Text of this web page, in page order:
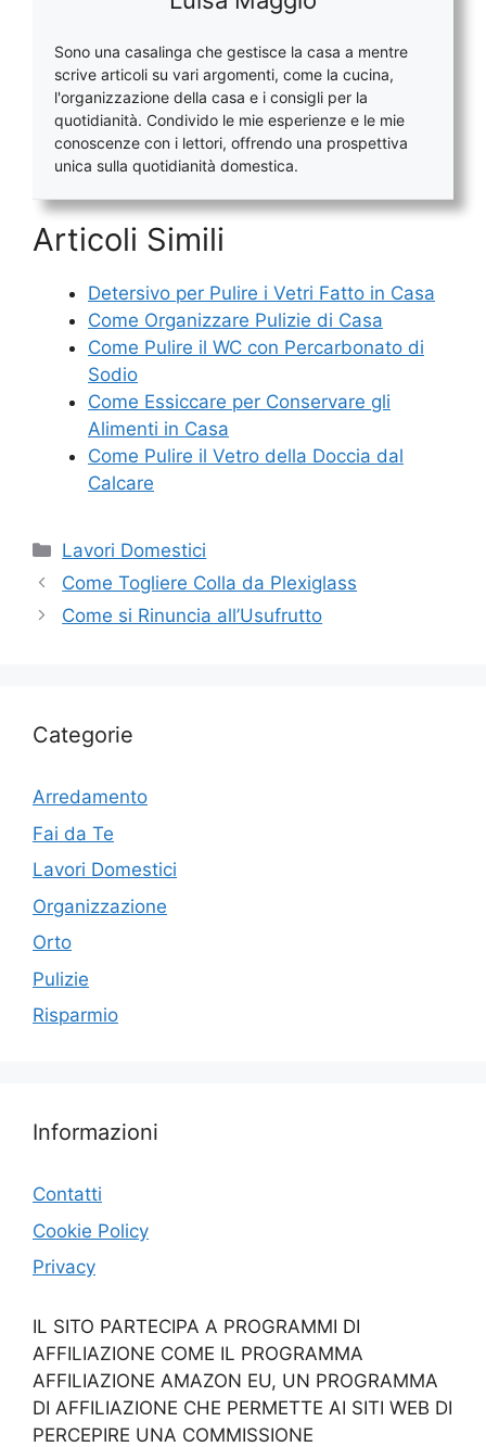
Sono una casalinga che gestisce la casa a mentre
scrive articoli su vari argomenti, come la cucina,
l'organizzazione della casa e i consigli per la
quotidianità. Condivido le mie esperienze e le mie
conoscenze con i lettori, offrendo una prospettiva
unica sulla quotidianità domestica.
Articoli Simili
Detersivo per Pulire i Vetri Fatto in Casa
Come Organizzare Pulizie di Casa
Come Pulire il WC con Percarbonato di
Sodio​
Come Essiccare per Conservare gli
Alimenti in Casa
Come Pulire il Vetro della Doccia dal
Calcare
Categorie
Lavori Domestici
Come Togliere Colla da Plexiglass​
Come si Rinuncia all’Usufrutto
Categorie
Arredamento
Fai da Te
Lavori Domestici
Organizzazione
Orto
Pulizie
Risparmio
Informazioni
Contatti
Cookie Policy
Privacy
IL SITO PARTECIPA A PROGRAMMI DI
AFFILIAZIONE COME IL PROGRAMMA
AFFILIAZIONE AMAZON EU, UN PROGRAMMA
DI AFFILIAZIONE CHE PERMETTE AI SITI WEB DI
PERCEPIRE UNA COMMISSIONE